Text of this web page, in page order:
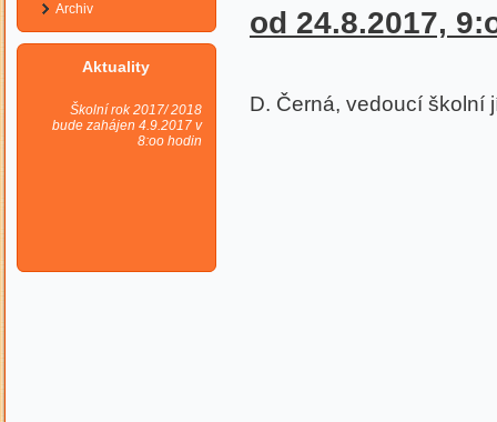
Archiv
Aktuality
Školní rok 2017/ 2018
bude zahájen 4.9.2017 v
8:oo hodin
od 24.8.2017,
D. Černá, vedoucí školní